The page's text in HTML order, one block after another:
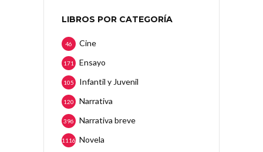
LIBROS POR CATEGORÍA
Cine
46
Ensayo
171
Infantil y Juvenil
105
Narrativa
120
Narrativa breve
396
Novela
1116